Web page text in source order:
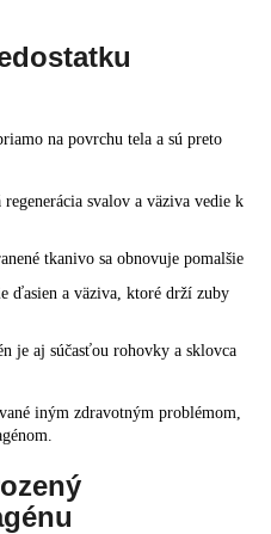
na povrchu tela a sú preto
regenerácia svalov a väziva vedie k
tkanivo sa obnovuje pomalšie
ďasien a väziva, ktoré drží zuby
je aj súčasťou rohovky a sklovca
iným zdravotným problémom,